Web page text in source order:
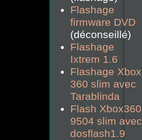
Flashage
firmware DVD
(déconseillé)
Flashage
Ixtrem 1.6
Flashage Xbox
360 slim avec
Tarablinda
Flash Xbox360
9504 slim avec
dosflash1.9